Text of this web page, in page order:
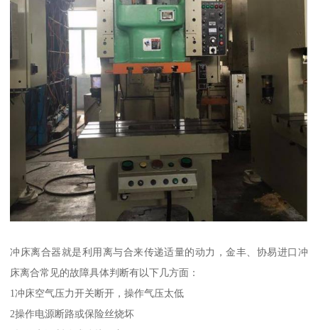
冲床离合器就是利用离与合来传递适量的动力，金丰、协易进口冲
床离合常见的故障具体判断有以下几方面：
1冲床空气压力开关断开，操作气压太低
2操作电源断路或保险丝烧坏